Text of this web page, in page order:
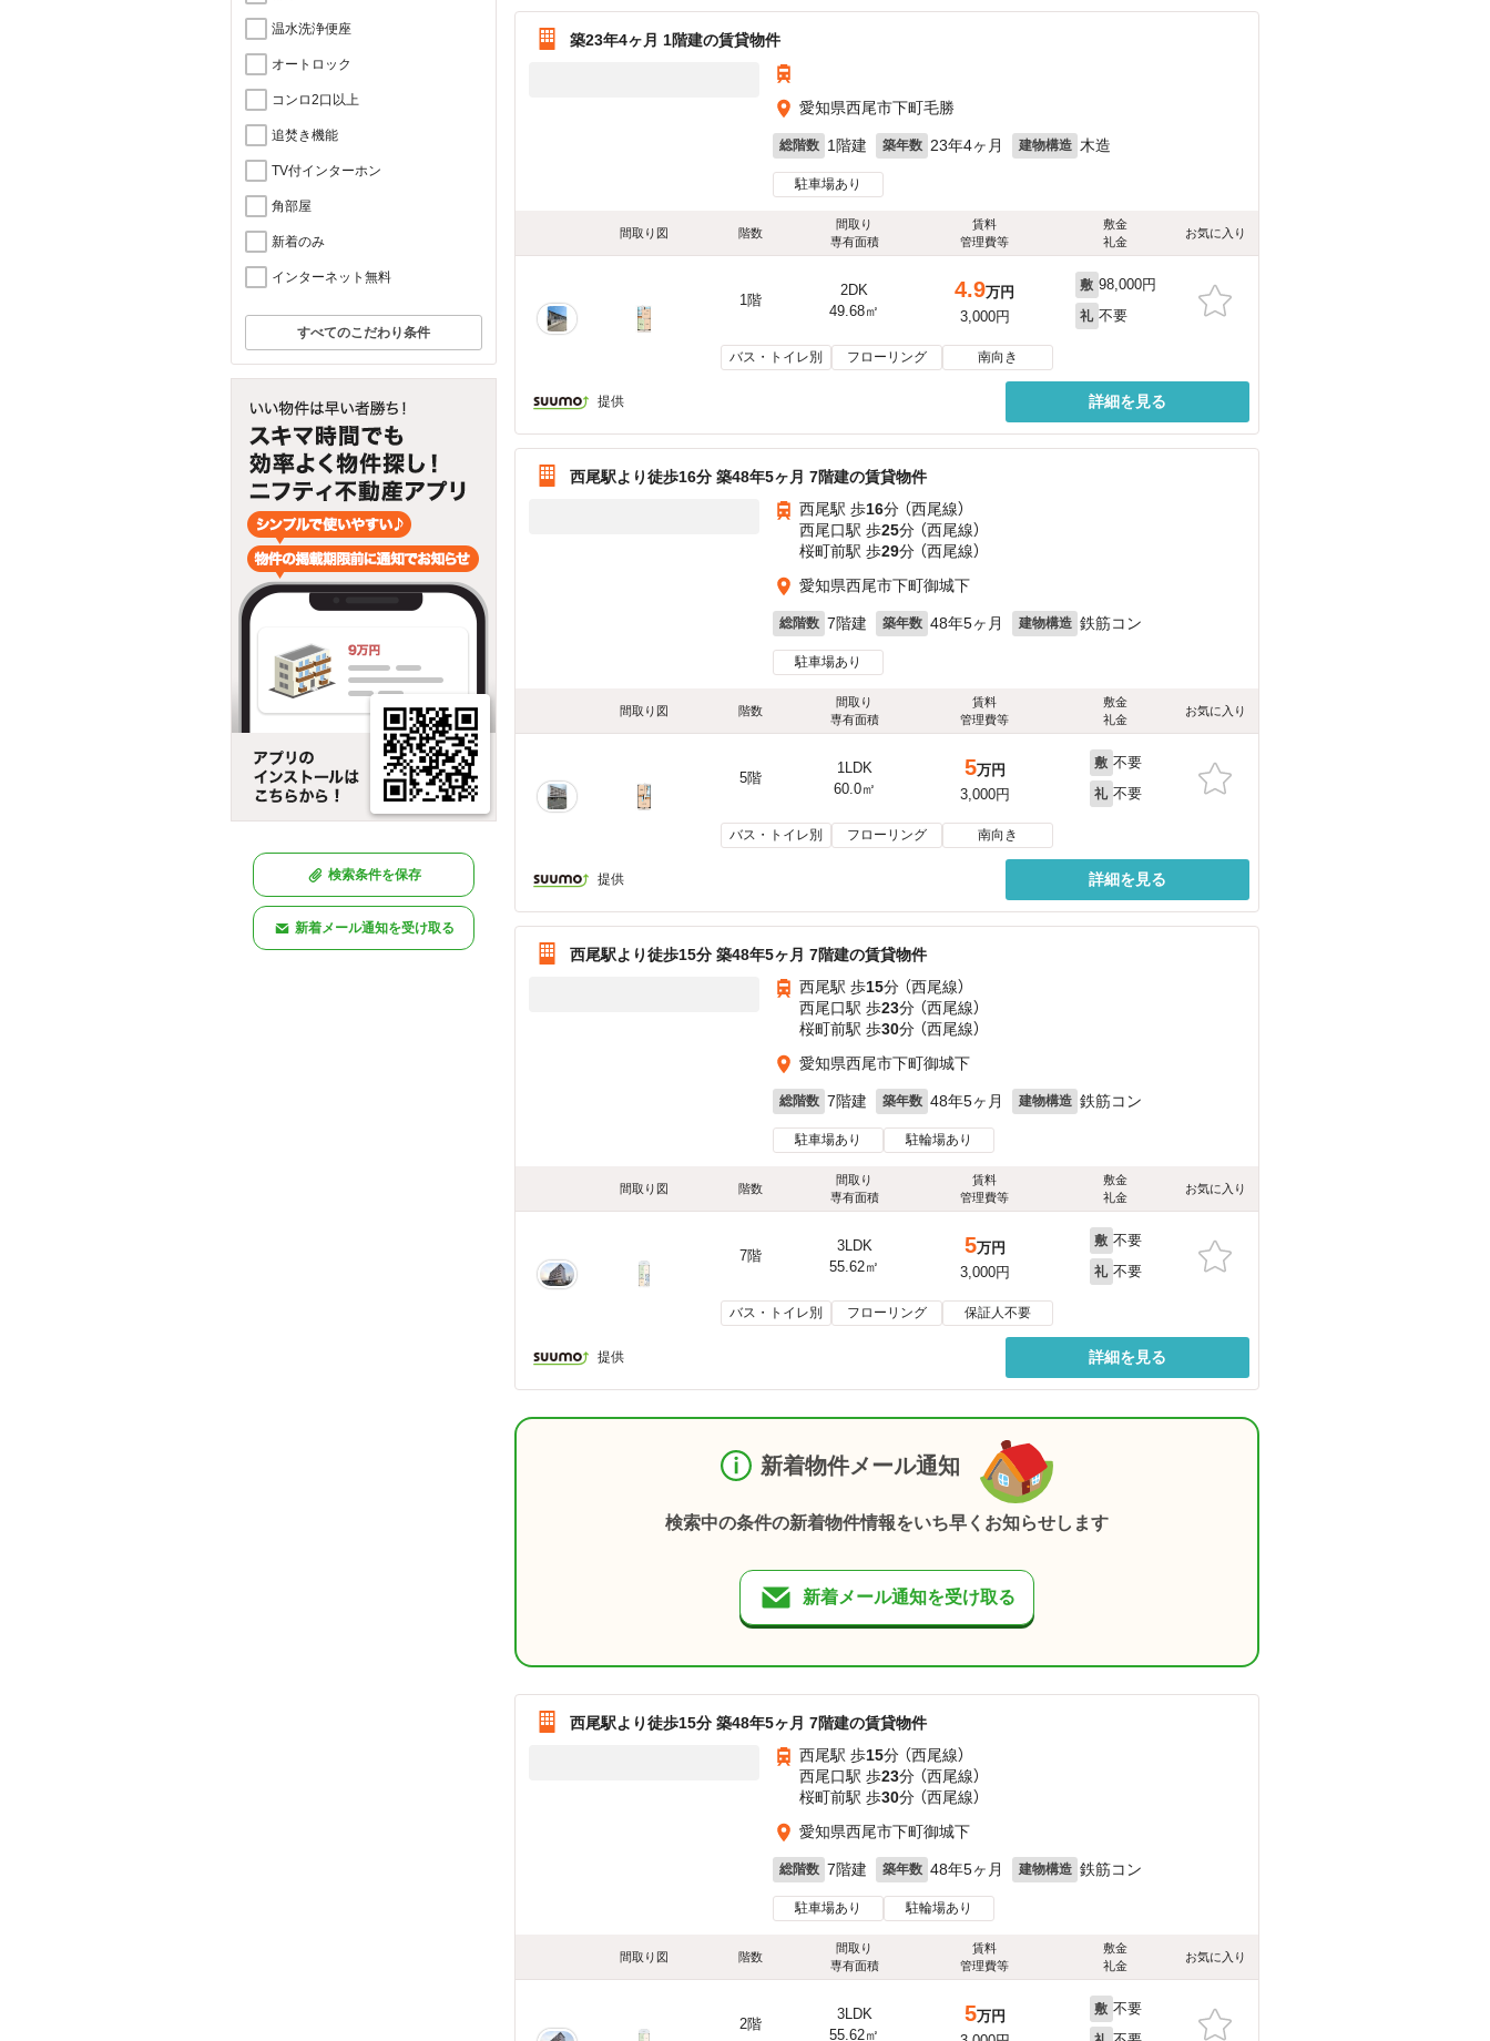
温水洗浄便座
オートロック
コンロ2口以上
追焚き機能
TV付インターホン
角部屋
新着のみ
インターネット無料
すべてのこだわり条件
検索条件を保存
新着メール通知を受け取る
築23年4ヶ月 1階建の賃貸物件
愛知県西尾市下町毛勝
総階数 1階建 築年数 23年4ヶ月 建物構造 木造
駐車場あり
間取り図 階数
間取り
専有面積
賃料
管理費等
敷金
礼金
お気に入り
1階
2DK
49.68㎡
4.9万円
3,000円
敷 98,000円
礼 不要
バス・トイレ別 フローリング 南向き
提供 詳細を見る
西尾駅より徒歩16分 築48年5ヶ月 7階建の賃貸物件
西尾駅 歩16分 （西尾線）
西尾口駅 歩25分 （西尾線）
桜町前駅 歩29分 （西尾線）
愛知県西尾市下町御城下
総階数 7階建 築年数 48年5ヶ月 建物構造 鉄筋コン
駐車場あり
間取り図 階数
間取り
専有面積
賃料
管理費等
敷金
礼金
お気に入り
5階
1LDK
60.0㎡
5万円
3,000円
敷 不要
礼 不要
バス・トイレ別 フローリング 南向き
提供 詳細を見る
西尾駅より徒歩15分 築48年5ヶ月 7階建の賃貸物件
西尾駅 歩15分 （西尾線）
西尾口駅 歩23分 （西尾線）
桜町前駅 歩30分 （西尾線）
愛知県西尾市下町御城下
総階数 7階建 築年数 48年5ヶ月 建物構造 鉄筋コン
駐車場あり 駐輪場あり
間取り図 階数
間取り
専有面積
賃料
管理費等
敷金
礼金
お気に入り
7階
3LDK
55.62㎡
5万円
3,000円
敷 不要
礼 不要
バス・トイレ別 フローリング 保証人不要
提供 詳細を見る
新着物件メール通知
検索中の条件の新着物件情報をいち早くお知らせします
新着メール通知を受け取る
西尾駅より徒歩15分 築48年5ヶ月 7階建の賃貸物件
西尾駅 歩15分 （西尾線）
西尾口駅 歩23分 （西尾線）
桜町前駅 歩30分 （西尾線）
愛知県西尾市下町御城下
総階数 7階建 築年数 48年5ヶ月 建物構造 鉄筋コン
駐車場あり 駐輪場あり
間取り図 階数
間取り
専有面積
賃料
管理費等
敷金
礼金
お気に入り
2階
3LDK
55.62㎡
5万円
敷 不要